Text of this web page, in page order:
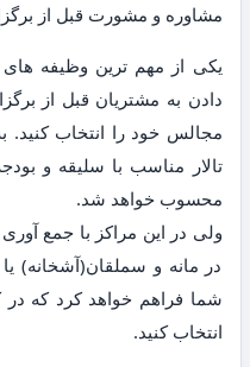
مشاوره و مشورت قبل از
یکی از مهم ترین وظیفه
دادن به مشتریان قبل از
مجالس خود را انتخاب کنید.
تالار مناسب با سلیقه و
محسوب خواهد شد.
ولی در این مراکز با جمع
در مانه و سملقان(آشخانه) یا
شما فراهم خواهد کرد که
انتخاب کنید.